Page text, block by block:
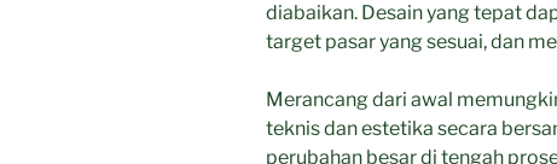
diabaikan. Desain yang tepat
target pasar yang sesuai, dan
Merancang dari awal
teknis dan estetika secara
perubahan besar di tengah